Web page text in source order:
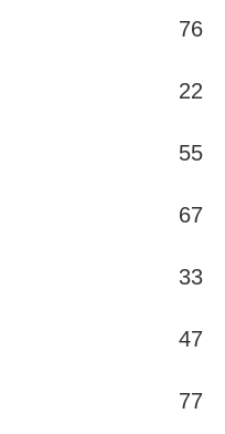
76
22
55
67
33
47
77